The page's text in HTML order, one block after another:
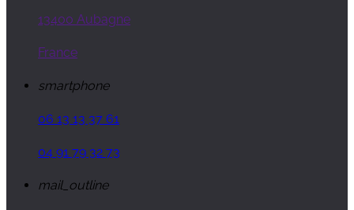
13400 Aubagne
France
smartphone
06 13 13 37 61
04 91 79 32 73
mail_outline